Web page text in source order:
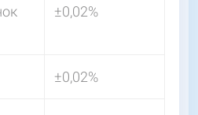
±0,02%
±0,02%